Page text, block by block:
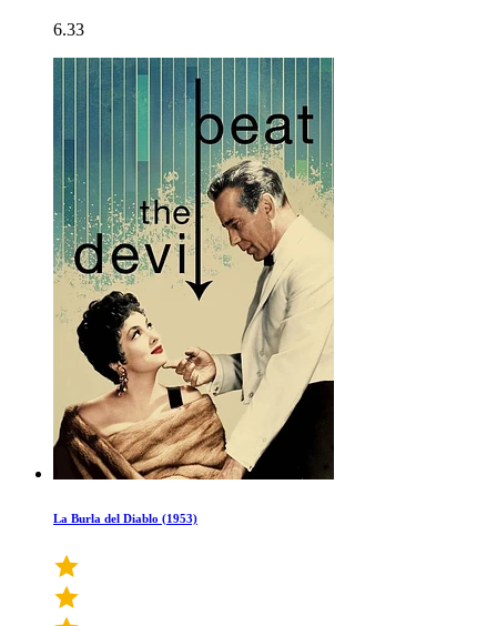
6.33
La Burla del Diablo (1953)